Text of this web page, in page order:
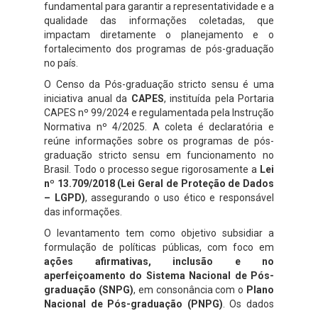
fundamental para garantir a representatividade e a
qualidade das informações coletadas, que
impactam diretamente o planejamento e o
fortalecimento dos programas de pós-graduação
no país.
O Censo da Pós-graduação stricto sensu é uma
iniciativa anual da CAPES, instituída pela Portaria
CAPES nº 99/2024 e regulamentada pela Instrução
Normativa nº 4/2025. A coleta é declaratória e
reúne informações sobre os programas de pós-
graduação stricto sensu em funcionamento no
Brasil. Todo o processo segue rigorosamente a Lei
nº 13.709/2018 (Lei Geral de Proteção de Dados
– LGPD), assegurando o uso ético e responsável
das informações.
O levantamento tem como objetivo subsidiar a
formulação de políticas públicas, com foco em
ações afirmativas, inclusão e no
aperfeiçoamento do Sistema Nacional de Pós-
graduação (SNPG), em consonância com o Plano
Nacional de Pós-graduação (PNPG) . Os dados